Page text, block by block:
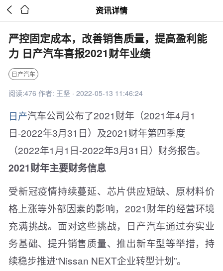
  资讯详情
严控固定成本，改善销售质量，提高盈利能
力 日产汽车喜报2021财年业绩
日产汽车
阅读:476 作者: 王坚 · 2022-05-13 11:46:24
日产汽车公司公布了2021财年（2021年4月1
日-2022年3月31日）及2021财年第四季度
（2022年1月1日-2022年3月31日）财务报告。
2021财年主要财务信息
受新冠疫情持续蔓延、芯片供应短缺、原材料价
格上涨等外部因素的影响，2021财年的经营环境
充满挑战。面对这些挑战，日产汽车通过夯实业
务基础、提升销售质量、推出新车型等举措，持
续稳步推进“Nissan NEXT企业转型计划”。